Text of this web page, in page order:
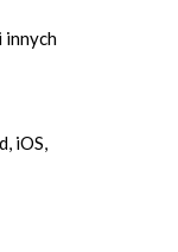
innych
iOS,